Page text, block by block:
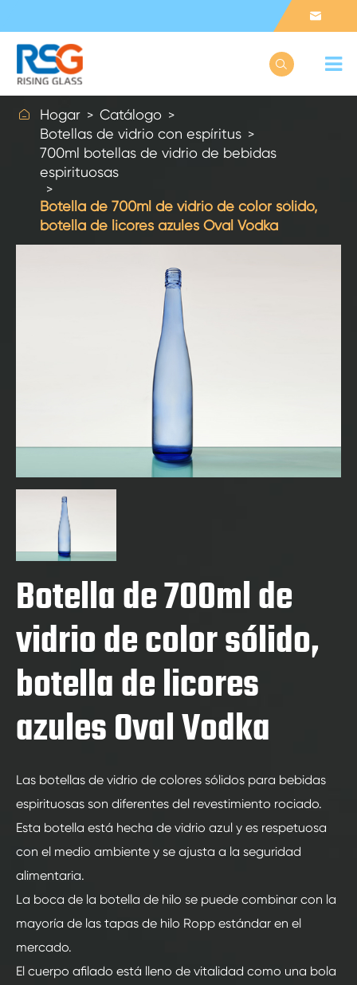


 Hogar
Catálogo
Botellas de vidrio con espíritus
700ml botellas de vidrio de bebidas
espirituosas
Botella de 700ml de vidrio de color sólido,
botella de licores azules Oval Vodka
Botella de 700ml de
vidrio de color sólido,
botella de licores
azules Oval Vodka
Las botellas de vidrio de colores sólidos para bebidas
espirituosas son diferentes del revestimiento rociado.
Esta botella está hecha de vidrio azul y es respetuosa
con el medio ambiente y se ajusta a la seguridad
alimentaria.
La boca de la botella de hilo se puede combinar con la
mayoría de las tapas de hilo Ropp estándar en el
mercado.
El cuerpo afilado está lleno de vitalidad como una bola